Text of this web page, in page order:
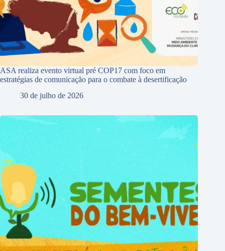
ASA realiza evento virtual pré COP17 com foco em
estratégias de comunicação para o combate à desertificação
30 de julho de 2026